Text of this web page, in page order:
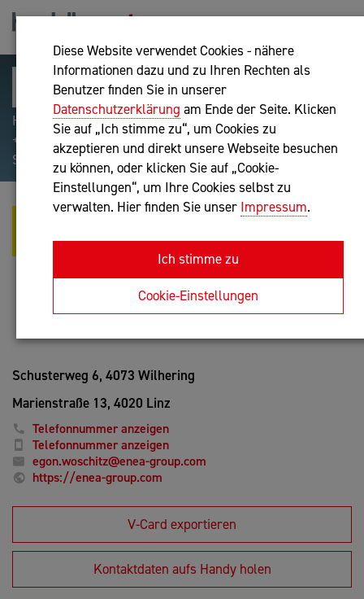
Diese Website verwendet Cookies - nähere
Informationen dazu und zu Ihren Rechten als
Benutzer finden Sie in unserer
Datenschutzerklärung am Ende der Seite. Klicken
Sie auf „Ich stimme zu“, um Cookies zu
akzeptieren und direkt unsere Webseite besuchen
zu können, oder klicken Sie auf „Cookie-
Einstellungen“, um Ihre Cookies selbst zu
verwalten. Hier finden Sie unser Impressum.
Ich stimme zu
Cookie-Einstellungen
Hilfreiche Suchparameter: Begriff einschließen:
+webshop, Begriff ausschließen: -webshop, Exakter
Suchbegriff: "internet of things"
ENEA BUSINESS SOLUTIONS &
MANAGEMENT GMBH
Unternehmensberatung
Anfrage oder Rückruf
Schusterweg 6, 4073 Wilhering
Marienstraße 13, 4020 Linz
Telefonnummer anzeigen
Telefonnummer anzeigen
egon.woschitz@enea-group.com
https://enea-group.com
V-Card exportieren
Kontaktdaten aufs Handy holen